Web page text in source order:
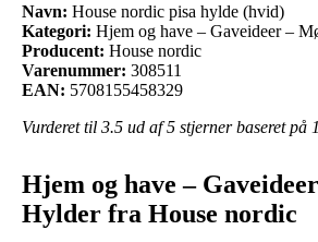
Navn: House nordic pisa hylde (hvid)
Kategori: Hjem og have – Gaveideer –
Producent: House nordic
Varenummer: 308511
EAN: 5708155458329
Vurderet til 3.5 ud af 5 stjerner baseret på
Hjem og have –
Hylder fra House nordic